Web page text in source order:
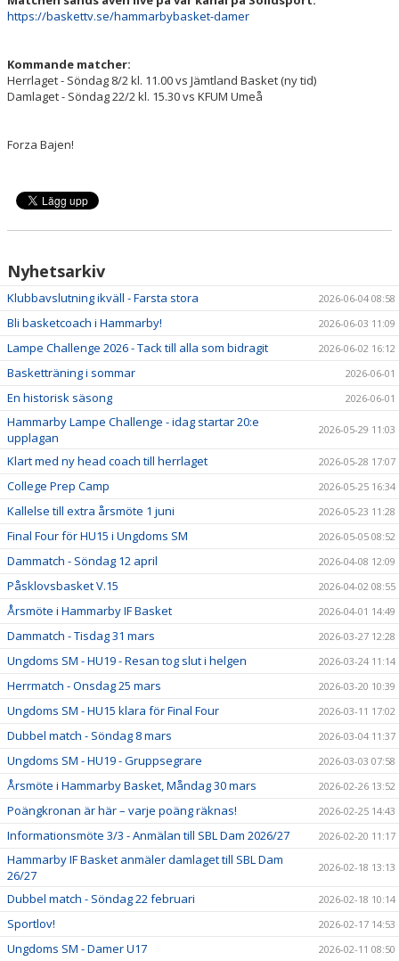
https://baskettv.se/hammarbybasket-damer
Kommande matcher:
Herrlaget - Söndag 8/2 kl. 11.00 vs Jämtland Basket (ny tid)
Damlaget - Söndag 22/2 kl. 15.30 vs KFUM Umeå
Forza Bajen!
Nyhetsarkiv
Klubbavslutning ikväll - Farsta stora 2026-06-04 08:58
Bli basketcoach i Hammarby! 2026-06-03 11:09
Lampe Challenge 2026 - Tack till alla som bidragit 2026-06-02 16:12
Basketträning i sommar 2026-06-01
En historisk säsong 2026-06-01
Hammarby Lampe Challenge - idag startar 20:e
upplagan
2026-05-29 11:03
Klart med ny head coach till herrlaget 2026-05-28 17:07
College Prep Camp 2026-05-25 16:34
Kallelse till extra årsmöte 1 juni 2026-05-23 11:28
Final Four för HU15 i Ungdoms SM 2026-05-05 08:52
Dammatch - Söndag 12 april 2026-04-08 12:09
Påsklovsbasket V.15 2026-04-02 08:55
Årsmöte i Hammarby IF Basket 2026-04-01 14:49
Dammatch - Tisdag 31 mars 2026-03-27 12:28
Ungdoms SM - HU19 - Resan tog slut i helgen 2026-03-24 11:14
Herrmatch - Onsdag 25 mars 2026-03-20 10:39
Ungdoms SM - HU15 klara för Final Four 2026-03-11 17:02
Dubbel match - Söndag 8 mars 2026-03-04 11:37
Ungdoms SM - HU19 - Gruppsegrare 2026-03-03 07:58
Årsmöte i Hammarby Basket, Måndag 30 mars 2026-02-26 13:52
Poängkronan är här – varje poäng räknas! 2026-02-25 14:43
Informationsmöte 3/3 - Anmälan till SBL Dam 2026/27 2026-02-20 11:17
Hammarby IF Basket anmäler damlaget till SBL Dam
26/27
2026-02-18 13:13
Dubbel match - Söndag 22 februari 2026-02-18 10:14
Sportlov! 2026-02-17 14:53
Ungdoms SM - Damer U17 2026-02-11 08:50